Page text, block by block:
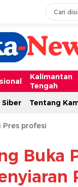
Kalimantan
Tengah
Siber Tentang
Pres profesi
Buka